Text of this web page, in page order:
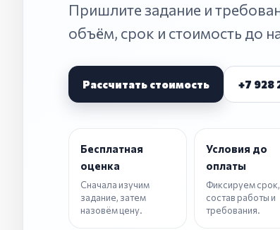
Пришлите задание и
объём, срок и стоимость до
Рассчитать стоимость +7 928
Бесплатная
оценка
Сначала изучим
задание, затем
назовём цену.
Условия до
оплаты
Фиксируем срок,
состав работы и
требования.